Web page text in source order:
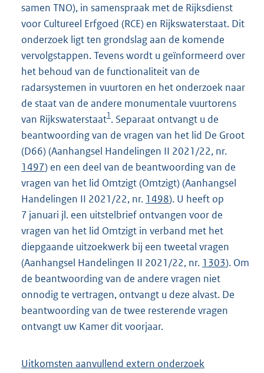
samen TNO), in samenspraak met de Rijksdienst
voor Cultureel Erfgoed (RCE) en Rijkswaterstaat. Dit
onderzoek ligt ten grondslag aan de komende
vervolgstappen. Tevens wordt u geïnformeerd over
het behoud van de functionaliteit van de
radarsystemen in vuurtoren en het onderzoek naar
de staat van de andere monumentale vuurtorens
van Rijkswaterstaat1. Separaat ontvangt u de
beantwoording van de vragen van het lid De Groot
(D66) (Aanhangsel Handelingen II 2021/22, nr.
1497) en een deel van de beantwoording van de
vragen van het lid Omtzigt (Omtzigt) (Aanhangsel
Handelingen II 2021/22, nr. 1498). U heeft op
7 januari jl. een uitstelbrief ontvangen voor de
vragen van het lid Omtzigt in verband met het
diepgaande uitzoekwerk bij een tweetal vragen
(Aanhangsel Handelingen II 2021/22, nr. 1303). Om
de beantwoording van de andere vragen niet
onnodig te vertragen, ontvangt u deze alvast. De
beantwoording van de twee resterende vragen
ontvangt uw Kamer dit voorjaar.
Uitkomsten aanvullend extern onderzoek